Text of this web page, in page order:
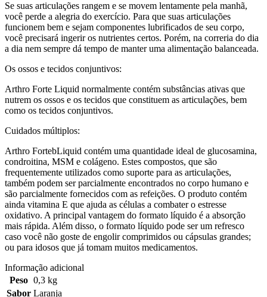
Se suas articulações rangem e se movem lentamente pela manhã,
você perde a alegria do exercício. Para que suas articulações
funcionem bem e sejam componentes lubrificados de seu corpo,
você precisará ingerir os nutrientes certos. Porém, na correria do dia
a dia nem sempre dá tempo de manter uma alimentação balanceada.
Os ossos e tecidos conjuntivos:
Arthro Forte Liquid normalmente contém substâncias ativas que
nutrem os ossos e os tecidos que constituem as articulações, bem
como os tecidos conjuntivos.
Cuidados múltiplos:
Arthro FortebLiquid contém uma quantidade ideal de glucosamina,
condroitina, MSM e colágeno. Estes compostos, que são
frequentemente utilizados como suporte para as articulações,
também podem ser parcialmente encontrados no corpo humano e
são parcialmente fornecidos com as refeições. O produto contém
ainda vitamina E que ajuda as células a combater o estresse
oxidativo. A principal vantagem do formato líquido é a absorção
mais rápida. Além disso, o formato líquido pode ser um refresco
caso você não goste de engolir comprimidos ou cápsulas grandes;
ou para idosos que já tomam muitos medicamentos.
Informação adicional
Peso 0,3 kg
Sabor Laranja